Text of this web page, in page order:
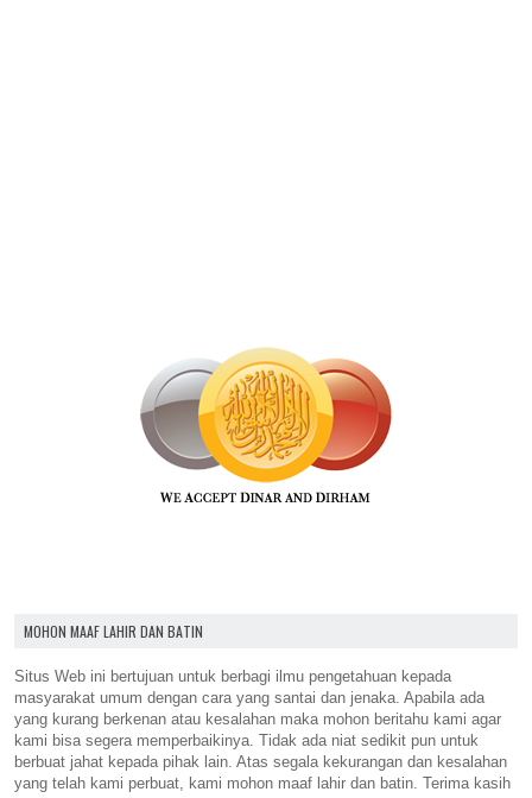
MOHON MAAF LAHIR DAN BATIN
Situs Web ini bertujuan untuk berbagi ilmu pengetahuan kepada
masyarakat umum dengan cara yang santai dan jenaka. Apabila ada
yang kurang berkenan atau kesalahan maka mohon beritahu kami agar
kami bisa segera memperbaikinya. Tidak ada niat sedikit pun untuk
berbuat jahat kepada pihak lain. Atas segala kekurangan dan kesalahan
yang telah kami perbuat, kami mohon maaf lahir dan batin. Terima kasih